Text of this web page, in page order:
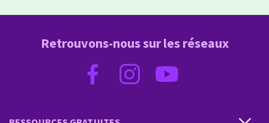
Retrouvons-nous sur les réseaux